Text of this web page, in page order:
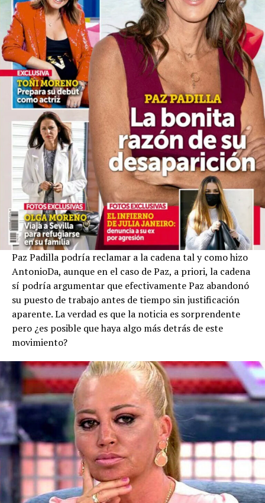
Paz Padilla podría reclamar a la cadena tal y como hizo
AntonioDa, aunque en el caso de Paz, a priori, la cadena
sí podría argumentar que efectivamente Paz abandonó
su puesto de trabajo antes de tiempo sin justificación
aparente. La verdad es que la noticia es sorprendente
pero ¿es posible que haya algo más detrás de este
movimiento?